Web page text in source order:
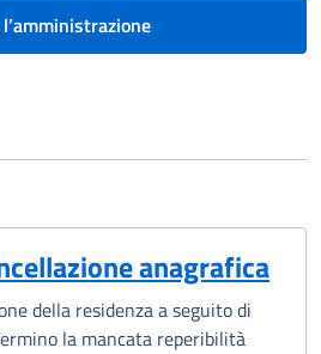
anagrafica
della residenza a seguito di
la mancata reperibilità